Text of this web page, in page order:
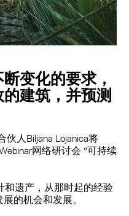
变化的要求，
建筑，并预测
伙人Biljana Lojanica将
网络研讨会 “可持续
和遗产，从那时起的经验
的机会和发展。